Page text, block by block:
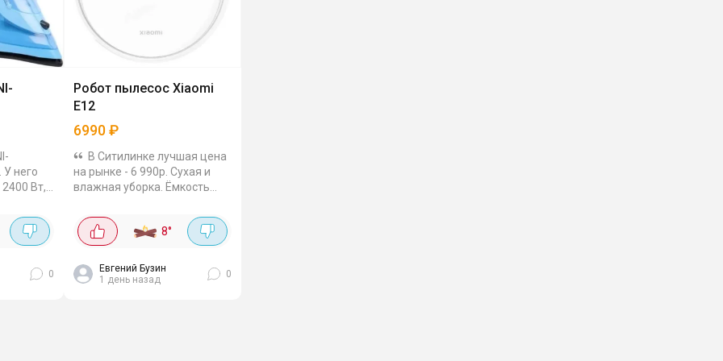
Вт,
Есть
0
Робот пылесос Xiaomi
E12
6990₽
В Ситилинке лучшая цена
на рынке - 6 990р. Сухая и
влажная уборка. Ёмкость
этого хватает на почти 2
часа работы. Пылесборник
небольшой, 0.4 литра,...
8°
Евгений Бузин
1 день назад
0